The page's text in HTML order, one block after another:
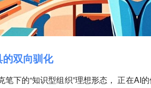
的双向驯化
笔下的“知识型组织”理想形态， 正在AI